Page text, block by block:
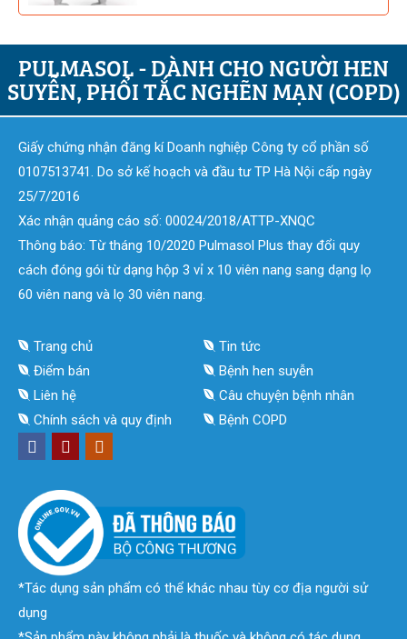
PULMASOL - DÀNH CHO NGƯỜI HEN
SUYỄN, PHỔI TẮC NGHẼN MẠN (COPD)
Giấy chứng nhận đăng kí Doanh nghiệp Công ty cổ phần số
0107513741. Do sở kế hoạch và đầu tư TP Hà Nội cấp ngày
25/7/2016
Xác nhận quảng cáo số: 00024/2018/ATTP-XNQC
Thông báo: Từ tháng 10/2020 Pulmasol Plus thay đổi quy
cách đóng gói từ dạng hộp 3 vỉ x 10 viên nang sang dạng lọ
60 viên nang và lọ 30 viên nang.
Trang chủ
Điểm bán
Liên hệ
Chính sách và quy định
Tin tức
Bệnh hen suyễn
Câu chuyện bệnh nhân
Bệnh COPD
*Tác dụng sản phẩm có thể khác nhau tùy cơ địa người sử
dụng